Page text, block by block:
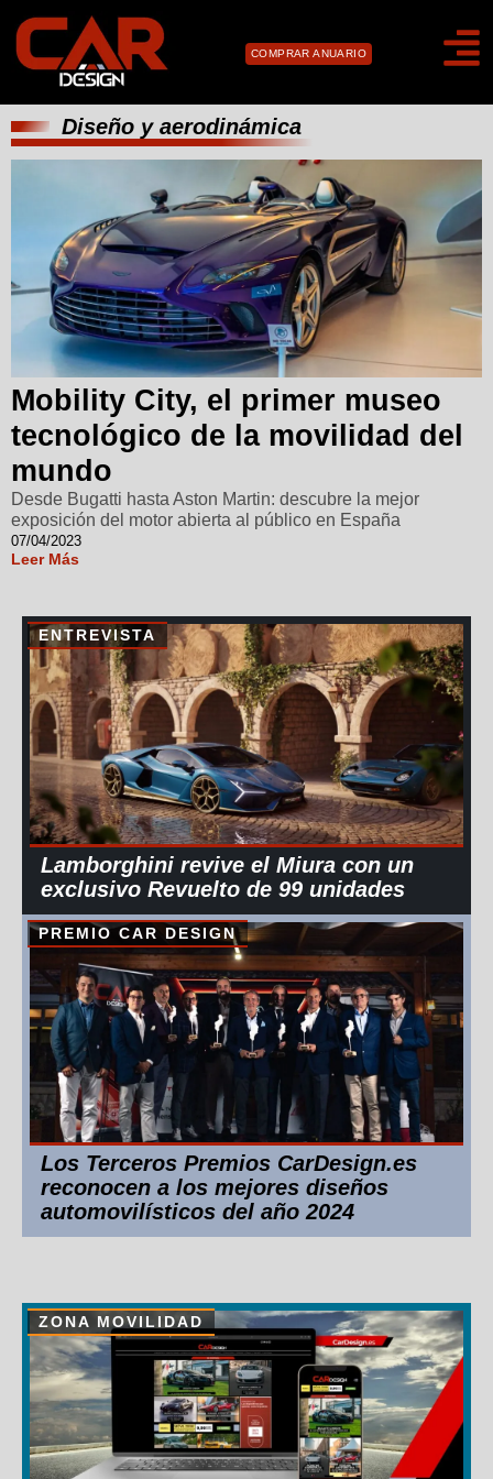
COMPRAR ANUARIO
Diseño y aerodinámica
Mobility City, el primer museo
tecnológico de la movilidad del
mundo
Desde Bugatti hasta Aston Martin: descubre la mejor
exposición del motor abierta al público en España
07/04/2023
Leer Más
ENTREVISTA
Lamborghini revive el Miura con un
exclusivo Revuelto de 99 unidades
PREMIO CAR DESIGN
Los Terceros Premios CarDesign.es
reconocen a los mejores diseños
automovilísticos del año 2024
ZONA MOVILIDAD